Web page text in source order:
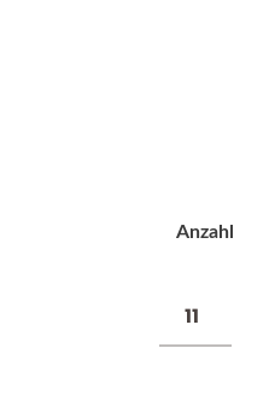
Anzahl